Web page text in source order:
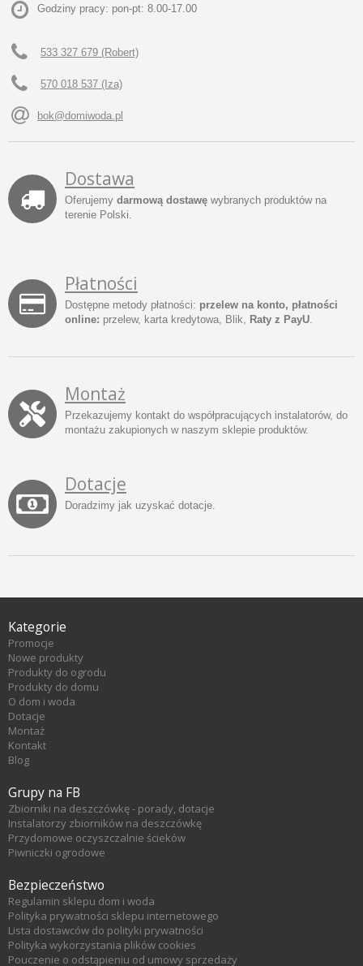
Godziny pracy: pon-pt: 8.00-17.00
533 327 679 (Robert)
570 018 537 (Iza)
bok@domiwoda.pl
Dostawa
Oferujemy darmową dostawę wybranych produktów na
terenie Polski.
Płatności
Dostępne metody płatności: przelew na konto, płatności
online: przelew, karta kredytowa, Blik, Raty z PayU
Montaż
Przekazujemy kontakt do współpracujących instalatorów, do
montażu zakupionych w naszym sklepie produktów.
Dotacje
Doradzimy jak uzyskać dotacje.
Kategorie
Promocje
Nowe produkty
Produkty do ogrodu
Produkty do domu
O dom i woda
Dotacje
Montaż
Kontakt
Blog
Grupy na FB
Zbiorniki na deszczówkę - porady, dotacje
Instalatorzy zbiorników na deszczówkę
Przydomowe oczyszczalnie ścieków
Piwniczki ogrodowe
Bezpieczeństwo
Regulamin sklepu dom i woda
Polityka prywatności sklepu internetowego
Lista dostawców do polityki prywatności
Polityka wykorzystania plików cookies
Pouczenie o odstąpieniu od umowy sprzedaży